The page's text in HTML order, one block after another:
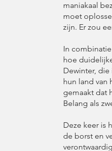
maniakaal
moet
zijn. Er zou
In
hoe
Dewinter, die
hun land van
gemaakt dat
Belang als
Deze keer is
de borst en